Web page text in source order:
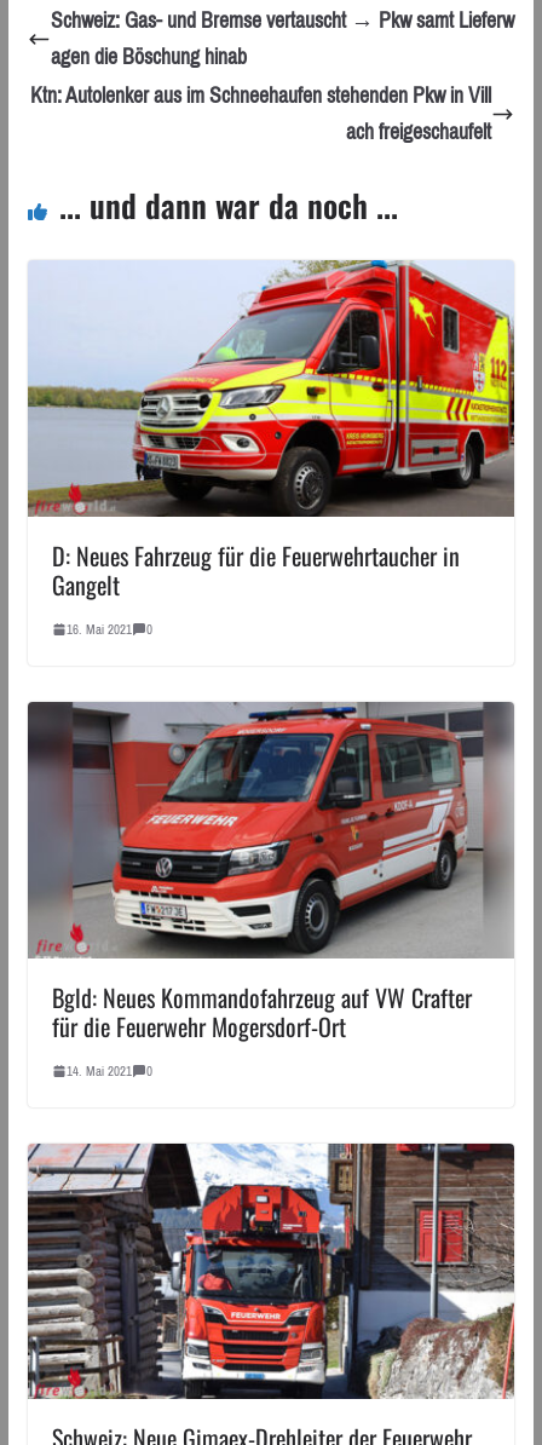
Schweiz: Gas- und Bremse vertauscht → Pkw samt Lieferw
agen die Böschung hinab
Ktn: Autolenker aus im Schneehaufen stehenden Pkw in Vill
ach freigeschaufelt
... und dann war da noch ...
D: Neues Fahrzeug für die Feuerwehrtaucher in
Gangelt
16. Mai 2021 0
Bgld: Neues Kommandofahrzeug auf VW Crafter
für die Feuerwehr Mogersdorf-Ort
14. Mai 2021 0